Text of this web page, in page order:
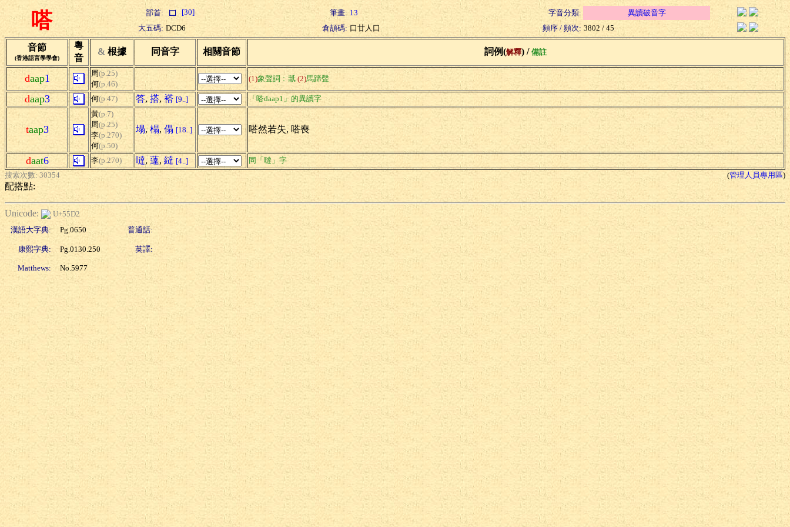
嗒 部首: [30] 筆畫: 13 字音分類:
異讀破音字
大五碼: DCD6 倉頡碼: 口廿人口 頻序 / 頻次: 3802 / 45
音節
(香港語言學學會)
粵
音
& 根據 同音字 相關音節 詞例(解釋) / 備註
daap1 周(p.25)
何(p.46)
(1)象聲詞﹕舐 (2)馬蹄聲
daap3 何(p.47) 答, 搭, 褡 [9..] 「嗒daap1」的異讀字
taap3
黃(p.7)
周(p.25)
李(p.270)
何(p.50)
塌, 榻, 傝 [18..] 嗒然若失, 嗒喪
daat6 李(p.270) 噠, 薘, 繨 [4..]
同「噠」字
搜索次數: 30354
(管理人員專用區)
配搭點:
Unicode:
U+55D2
漢語大字典:
Pg.0650 普通話:
康熙字典: Pg.0130.250 英譯:
Matthews: No.5977